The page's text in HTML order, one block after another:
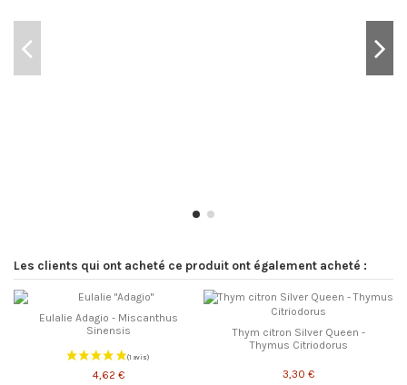
Les clients qui ont acheté ce produit ont également acheté :
Eulalie Adagio - Miscanthus
Sinensis
4,62 €
Thym citron Silver Queen -
Thymus Citriodorus
3,30 €